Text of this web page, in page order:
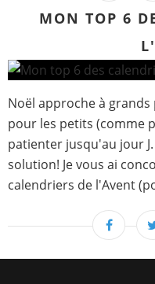
MON TOP 6
Noël approche à
pour les petits (comme
patienter jusqu'au jour
solution! Je vous ai
calendriers de l'Avent